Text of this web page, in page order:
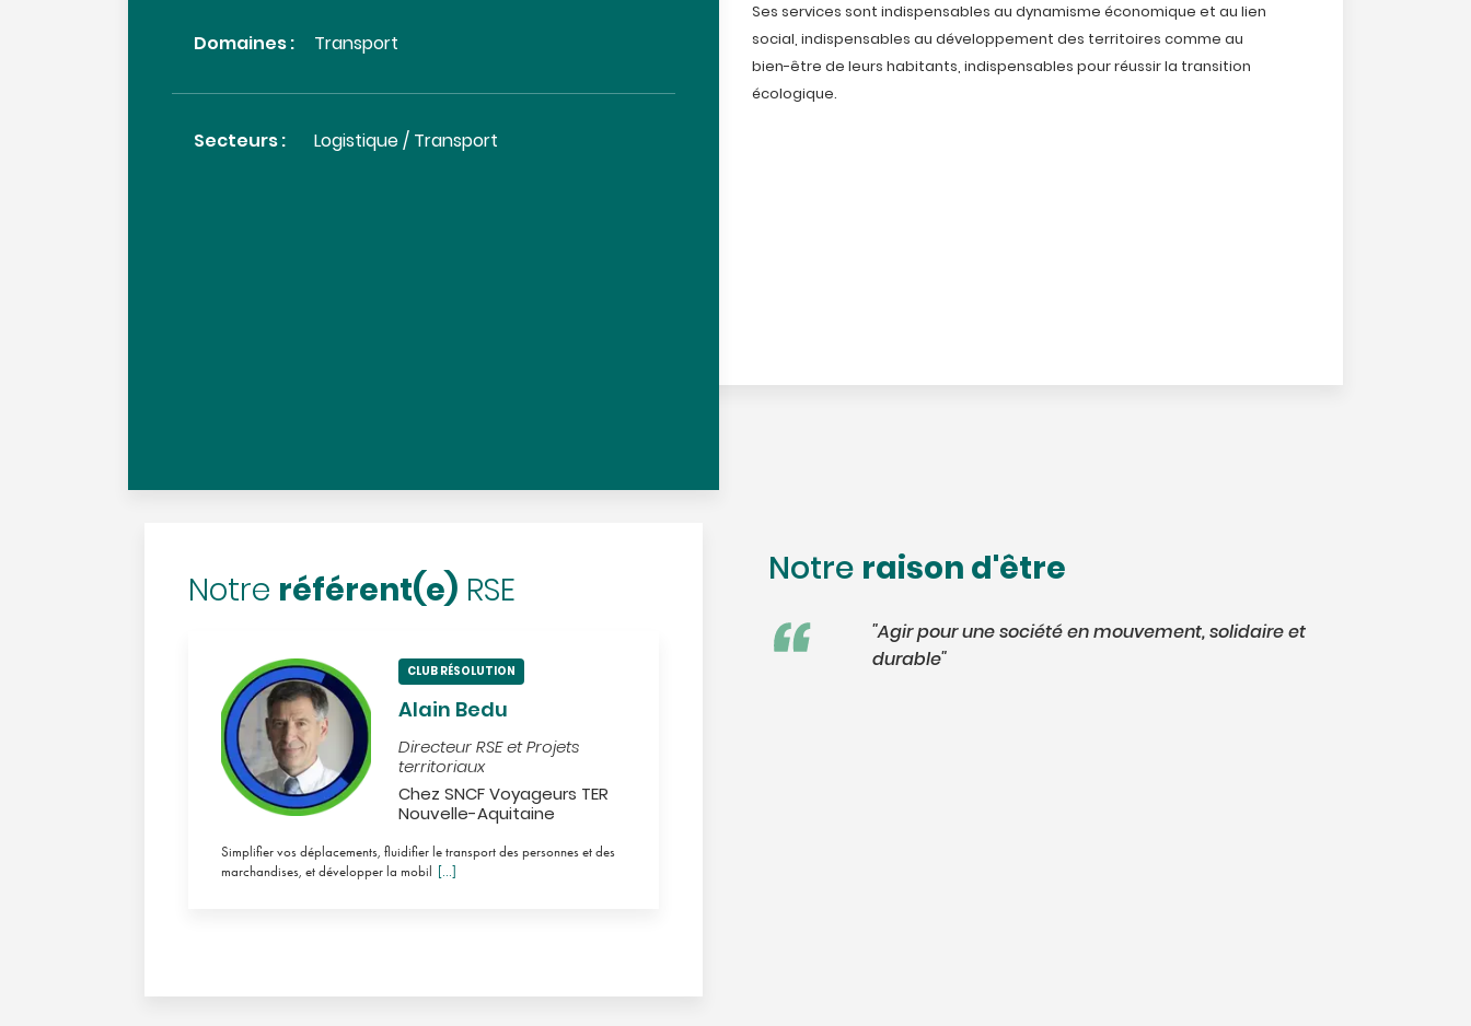
Domaines : Transport
Secteurs : Logistique / Transport
Ses services sont indispensables au dynamisme économique et au lien
social, indispensables au développement des territoires comme au
bien-être de leurs habitants, indispensables pour réussir la transition
écologique.
Notre référent(e) RSE
CLUB RÉSOLUTION
Alain Bedu
Directeur RSE et Projets
territoriaux
Chez SNCF Voyageurs TER
Nouvelle-Aquitaine
Simplifier vos déplacements, fluidifier le transport des personnes et des
marchandises, et développer la mobil
[...]
Notreraison d'être
"Agir pour une société en mouvement, solidaire et
durable"